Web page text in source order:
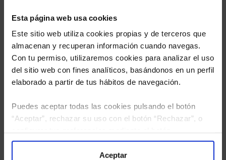
Esta página web usa cookies
Este sitio web utiliza cookies propias y de terceros que
almacenan y recuperan información cuando navegas.
Con tu permiso, utilizaremos cookies para analizar el uso
del sitio web con fines analíticos, basándonos en un perfil
elaborado a partir de tus hábitos de navegación.
Puedes aceptar todas las cookies pulsando el botón
“Aceptar”, rechazar su uso con el botón “Rechazar”, o
“Configuración”. Consulta nuestraPolítica
para más información.
Aceptar
He leído
tratamiento de mis datos personales.